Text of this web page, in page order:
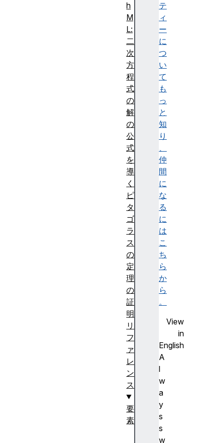
テ
ィ
ー
に
つ
い
て
も
っ
と
知
り
、
仲
間
に
な
る
に
は
こ
ち
ら
か
ら
。
View
in
English
A
l
w
a
y
s
s
w
h
M
L:
二
次
方
程
式
の
解
の
公
式
を
導
く
ピ
タ
ゴ
ラ
ス
の
定
理
の
証
明
リ
フ
ァ
レ
ン
ス
要
素